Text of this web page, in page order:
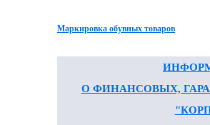
Маркировка обувных товаров
О ФИНАНСОВЫХ,